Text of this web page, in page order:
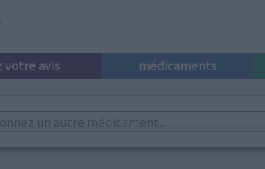
votre avis médicaments
un autre médicament...